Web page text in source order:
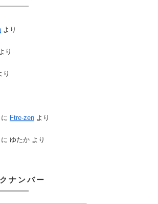
より
より
り
に Ftre-zen より
に ゆたか より
ナンバー